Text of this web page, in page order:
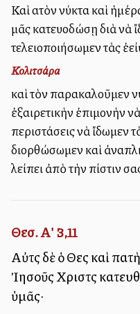
Καὶ αὐτὸν νύκτα καὶ
μᾶς κατευοδώσῃ διὰ νὰ
τελειοποιήσωμεν τὰς
Κολιτσάρα
καὶ τὸν παρακαλοῦμεν
ἐξαιρετικὴν ἐπιμονὴν
περιστάσεις νὰ ἴδωμεν
διορθώσωμεν καὶ
λείπει ἀπὸ τὴν πίστιν
Θεσ. Α' 3,11
Αὐτὸς δὲ ὁ Θεὸς καὶ
Ἰησοῦς Χριστὸς
ὑμᾶς·